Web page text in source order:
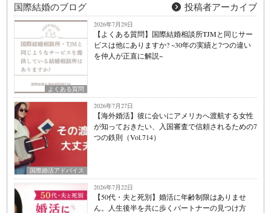
国際結婚のブログ 投稿者アーカイブ
よくある質問
2026年7月29日
【よくある質問】国際結婚相談所TJMと同じサー
ビスは他にありますか? ~30年の実績と7つの違い
を仲人が正直に解説~
国際婚活アドバイス
2026年7月27日
【海外婚活】彼に会いにアメリカへ渡航する女性
が知っておきたい、入国審査で信頼されるための7
つの鉄則（Vol.714）
2026年7月22日
【50代・夫と死別】婚活に年齢制限はありませ
ん。人生後半を共に歩くパートナーの見つけ方